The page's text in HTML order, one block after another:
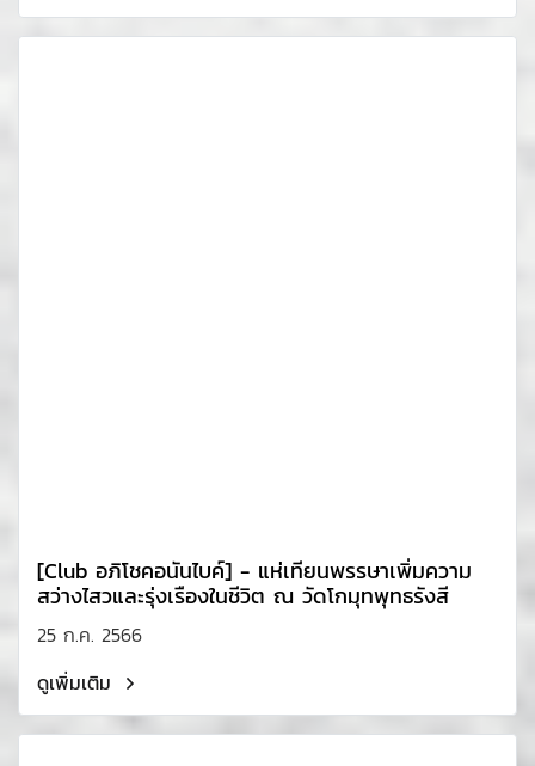
[Club อภิโชคอนันไบค์] - แห่เทียนพรรษาเพิ่มความ
สว่างไสวและรุ่งเรืองในชีวิต ณ วัดโกมุทพุทธรังสี
25 ก.ค. 2566
ดูเพิ่มเติม